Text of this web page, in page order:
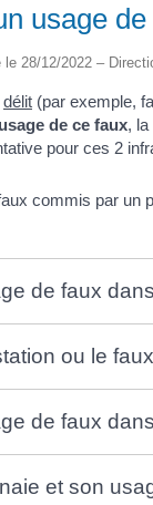
usage
le 28/12/2022 –
délit (par exemple,
usage de ce faux,
pour ces 2
commis par un
de faux
ou le
de faux
et son